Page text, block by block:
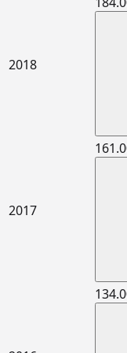
2018
2017
15.341.3001
5
6